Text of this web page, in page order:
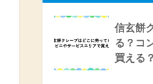
信玄餅
る？コ
買える？